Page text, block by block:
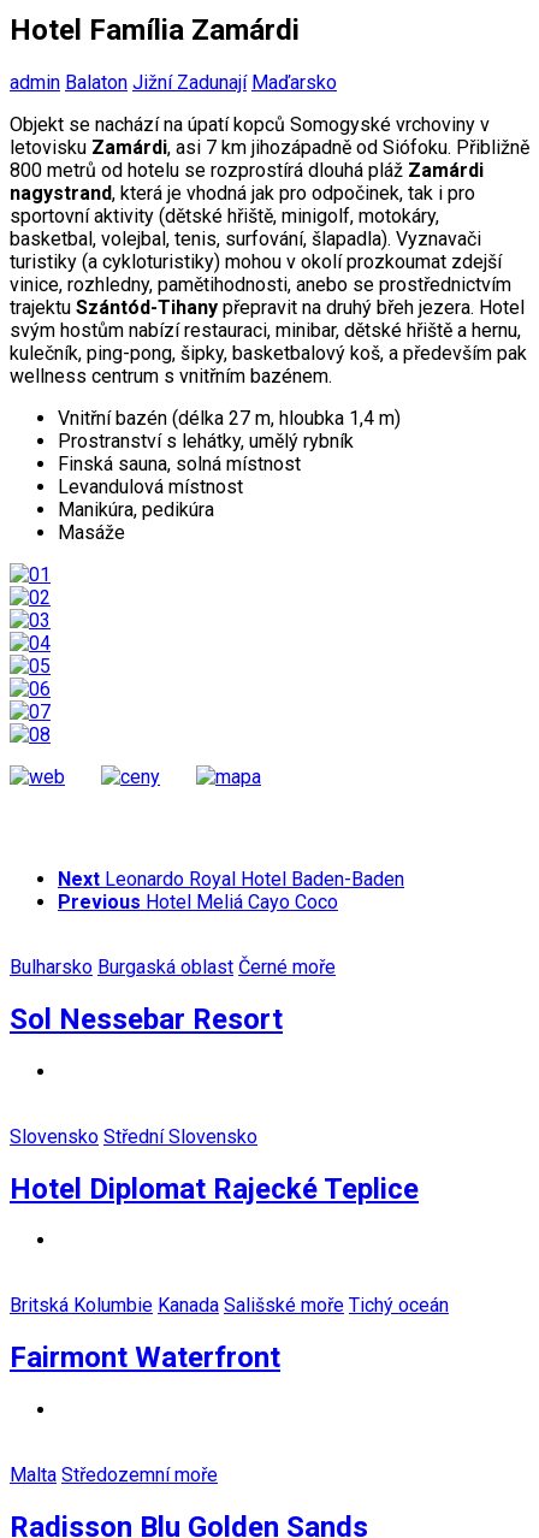
Hotel Família Zamárdi
admin Balaton Jižní Zadunají Maďarsko
Objekt se nachází na úpatí kopců Somogyské vrchoviny v
letovisku Zamárdi, asi 7 km jihozápadně od Siófoku. Přibližně
800 metrů od hotelu se rozprostírá dlouhá pláž Zamárdi
nagystrand, která je vhodná jak pro odpočinek, tak i pro
sportovní aktivity (dětské hřiště, minigolf, motokáry,
basketbal, volejbal, tenis, surfování, šlapadla). Vyznavači
turistiky (a cykloturistiky) mohou v okolí prozkoumat zdejší
vinice, rozhledny, pamětihodnosti, anebo se prostřednictvím
trajektu Szántód-Tihany přepravit na druhý břeh jezera. Hotel
svým hostům nabízí restauraci, minibar, dětské hřiště a hernu,
kulečník, ping-pong, šipky, basketbalový koš, a především pak
wellness centrum s vnitřním bazénem.
Vnitřní bazén (délka 27 m, hloubka 1,4 m)
Prostranství s lehátky, umělý rybník
Finská sauna, solná místnost
Levandulová místnost
Manikúra, pedikúra
Masáže
Next Leonardo Royal Hotel Baden-Baden
Previous Hotel Meliá Cayo Coco
Bulharsko Burgaská oblast Černé moře
Sol Nessebar Resort
Slovensko Střední Slovensko
Hotel Diplomat Rajecké Teplice
Britská Kolumbie Kanada Sališské moře Tichý oceán
Fairmont Waterfront
Malta Středozemní moře
Radisson Blu Golden Sands